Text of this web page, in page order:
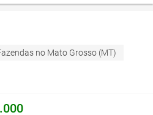
no Mato Grosso (MT)